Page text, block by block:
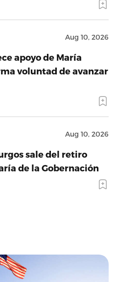
Aug 10, 2026
apoyo de María
voluntad de avanzar
Aug 10, 2026
sale del retiro
de la Gobernación